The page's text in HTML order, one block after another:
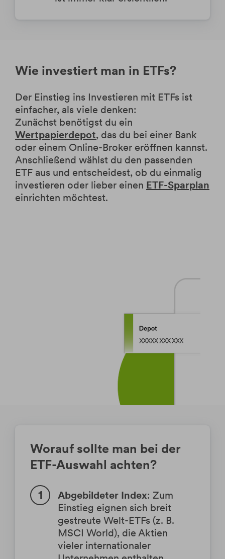
Wie investiert man in ETFs?
Der Einstieg ins Investieren mit ETFs ist
einfacher, als viele denken:
Zunächst benötigst du ein
Wertpapierdepot, das du bei einer Bank
oder einem Online-Broker eröffnen kannst.
Anschließend wählst du den passenden
ETF aus und entscheidest, ob du einmalig
investieren oder lieber einen ETF-Sparplan
einrichten möchtest.
Worauf sollte man bei der
ETF-Auswahl achten?
Abgebildeter Index: Zum
Einstieg eignen sich breit
gestreute Welt-ETFs (z. B.
MSCI World), die Aktien
vieler internationaler